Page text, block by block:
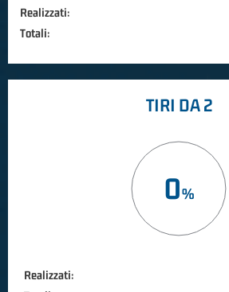
Realizzati:
Totali:
TIRI DA 2
0
Realizzati: